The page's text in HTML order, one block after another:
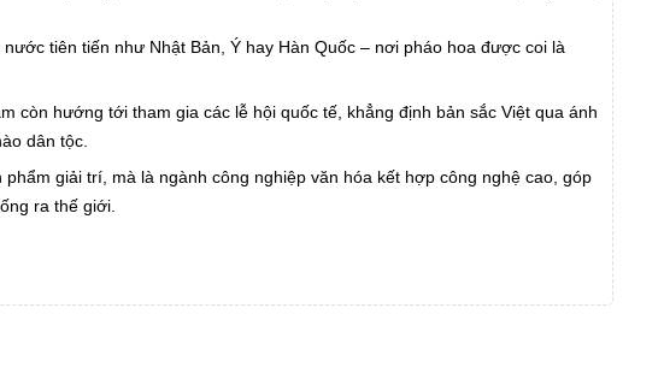
tiên tiến như Nhật Bản, Ý hay Hàn Quốc – nơi pháo hoa được coi là
còn hướng tới tham gia các lễ hội quốc tế, khẳng định bản sắc Việt qua ánh
dân tộc.
giải trí, mà là ngành công nghiệp văn hóa kết hợp công nghệ cao, góp
ra thế giới.